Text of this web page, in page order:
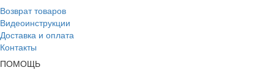
Возврат товаров
Видеоинструкции
Доставка и оплата
Контакты
ПОМОЩЬ